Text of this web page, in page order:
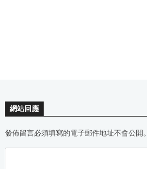
網站回應
發佈留言必須填寫的電子郵件地址不會公開。